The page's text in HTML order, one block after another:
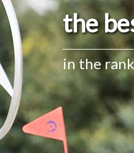
the
in the